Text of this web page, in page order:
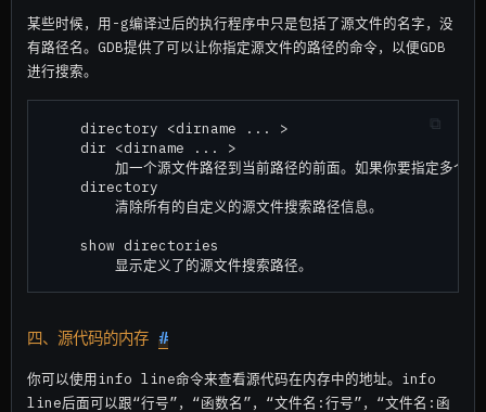
某些时候，用-g编译过后的执行程序中只是包括了源文件的名字，没
有路径名。GDB提供了可以让你指定源文件的路径的命令，以便GDB
进行搜索。
    directory <dirname ... >
    dir <dirname ... >
加一个源文件路径到当前路径的前面。如果你要指定多
    directory
        清除所有的自定义的源文件搜索路径信息。
    show directories
四、源代码的内存 #
你可以使用info line命令来查看源代码在内存中的地址。info
line后面可以跟“行号”，“函数名”，“文件名:行号”，“文件名:函